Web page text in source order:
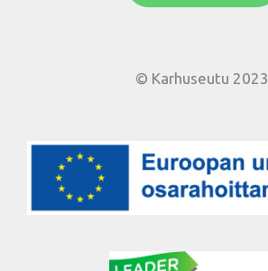
© Karhuseutu 2023